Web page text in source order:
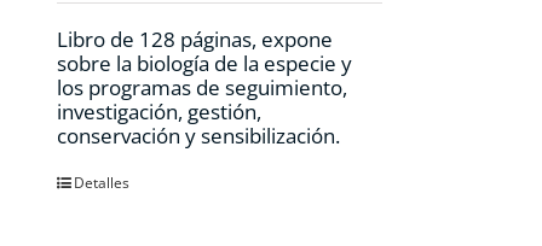
Libro de 128 páginas, expone
sobre la biología de la especie y
los programas de seguimiento,
investigación, gestión,
conservación y sensibilización.
Detalles